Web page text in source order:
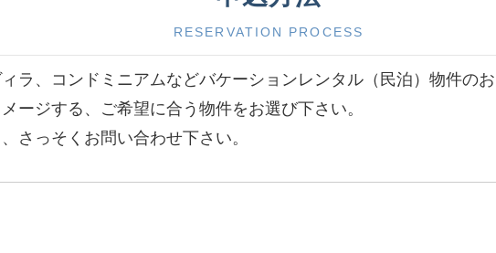
RESERVATION PROCESS
ラ、コンドミニアムなどバケーションレンタル（民泊）物件の
ージする、ご希望に合う物件をお選び下さい。
さっそくお問い合わせ下さい。